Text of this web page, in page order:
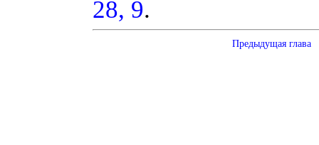
28, 9.
Предыдущая глава